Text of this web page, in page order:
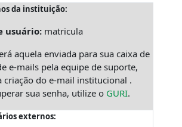
da instituição:
usuário: matricula
aquela enviada para sua caixa de
e-mails pela equipe de suporte,
criação do e-mail institucional .
sua senha, utilize o GURI.
externos: